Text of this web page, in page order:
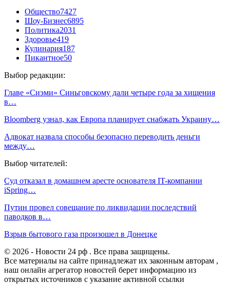
Общество7427
Шоу-Бизнес6895
Политика2031
Здоровье419
Кулинария187
Пикантное50
Выбор редакции:
Главе «Сиэми» Синьговскому дали четыре года за хищения
в…
Bloomberg узнал, как Европа планирует снабжать Украину…
Адвокат назвала способы безопасно переводить деньги
между…
Выбор читателей:
Суд отказал в домашнем аресте основателя IT-компании
iSpring…
Путин провел совещание по ликвидации последствий
паводков в…
Взрыв бытового газа произошел в Донецке
© 2026 - Новости 24 рф . Все права защищены.
Все материалы на сайте принадлежат их законным авторам ,
наш онлайн агрегатор новостей берет информацию из
открытых источников с указание активной ссылки